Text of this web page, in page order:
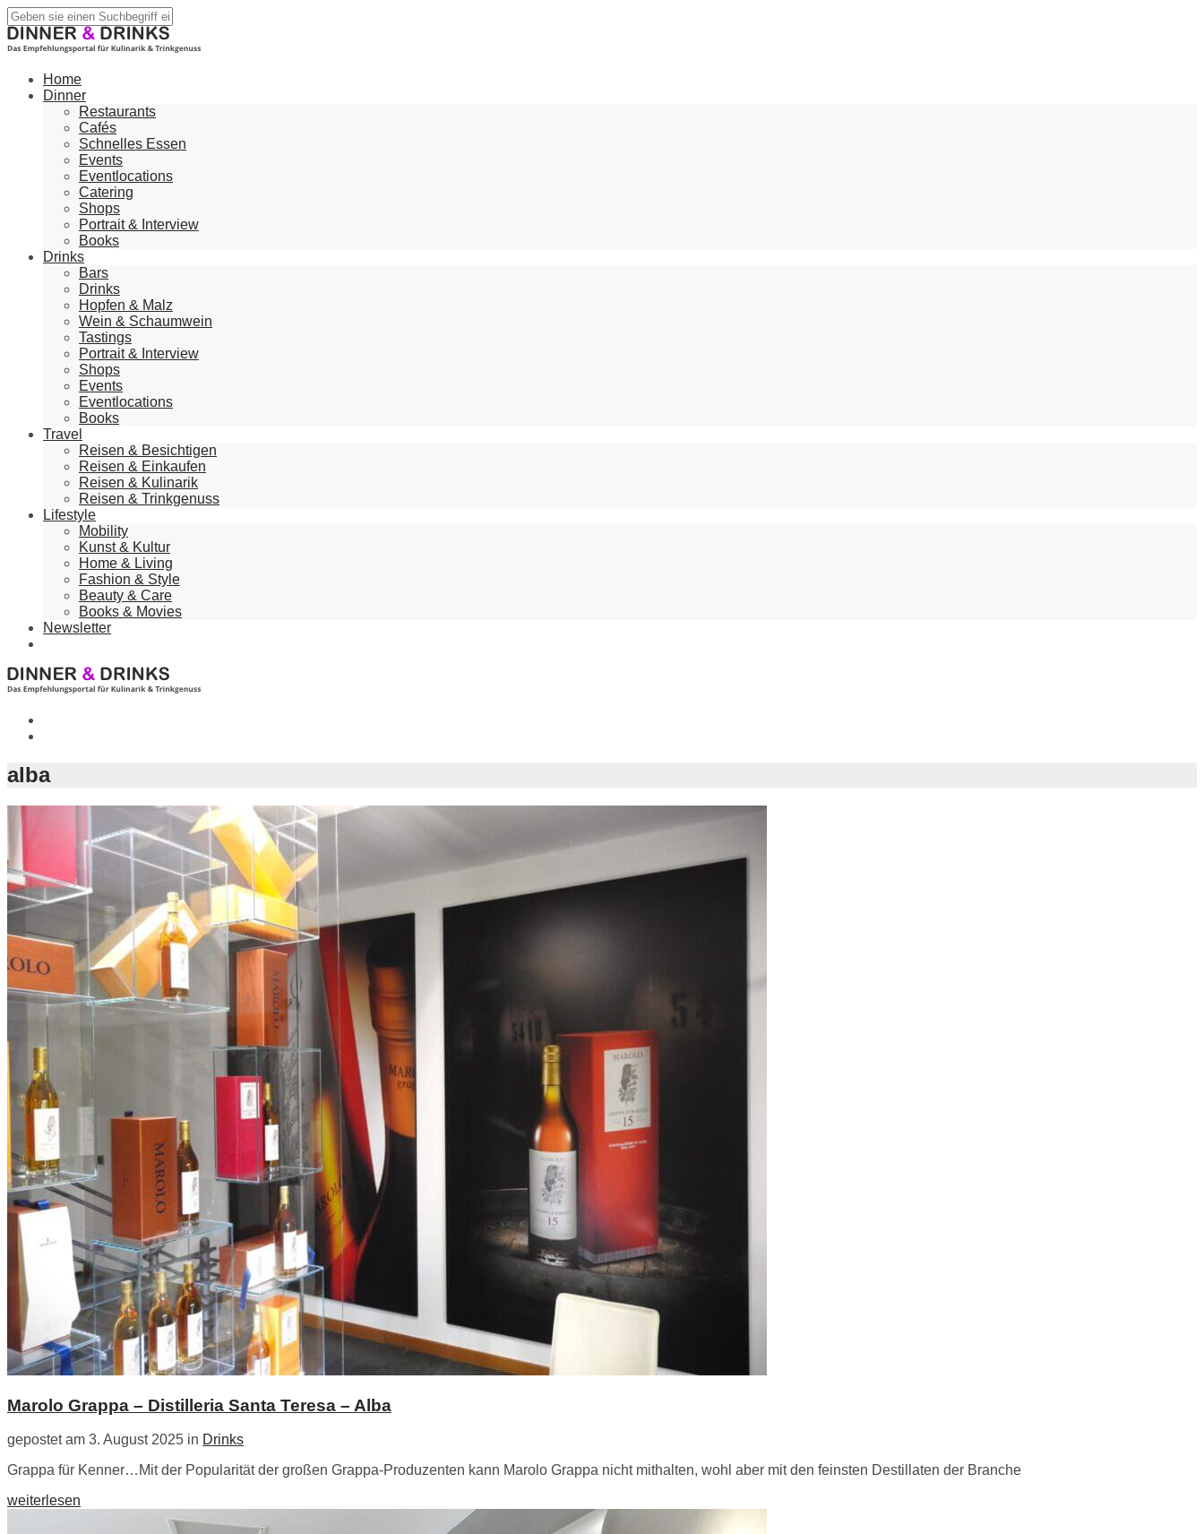
Home
Dinner
Restaurants
Cafés
Schnelles Essen
Events
Eventlocations
Catering
Shops
Portrait & Interview
Books
Drinks
Bars
Drinks
Hopfen & Malz
Wein & Schaumwein
Tastings
Portrait & Interview
Shops
Events
Eventlocations
Books
Travel
Reisen & Besichtigen
Reisen & Einkaufen
Reisen & Kulinarik
Reisen & Trinkgenuss
Lifestyle
Mobility
Kunst & Kultur
Home & Living
Fashion & Style
Beauty & Care
Books & Movies
Newsletter
alba
Marolo Grappa – Distilleria Santa Teresa – Alba
gepostet am 3. August 2025 in Drinks
Grappa für Kenner…Mit der Popularität der großen Grappa-Produzenten kann Marolo Grappa nicht mithalten, wohl aber mit den feinsten Destillaten der Branche
weiterlesen